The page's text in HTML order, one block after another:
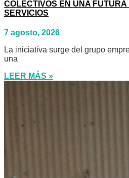
COLECTIVOS EN UNA FUTURA
SERVICIOS
7 agosto, 2026
La iniciativa surge del grupo
una
LEER MÁS »